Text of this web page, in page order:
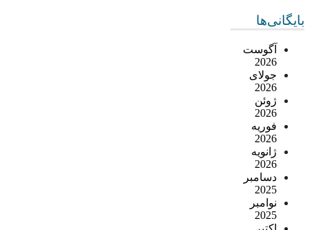
بایگانی‌ها
آگوست
2026
جولای
2026
ژوئن
2026
فوریه
2026
ژانویه
2026
دسامبر
2025
نوامبر
2025